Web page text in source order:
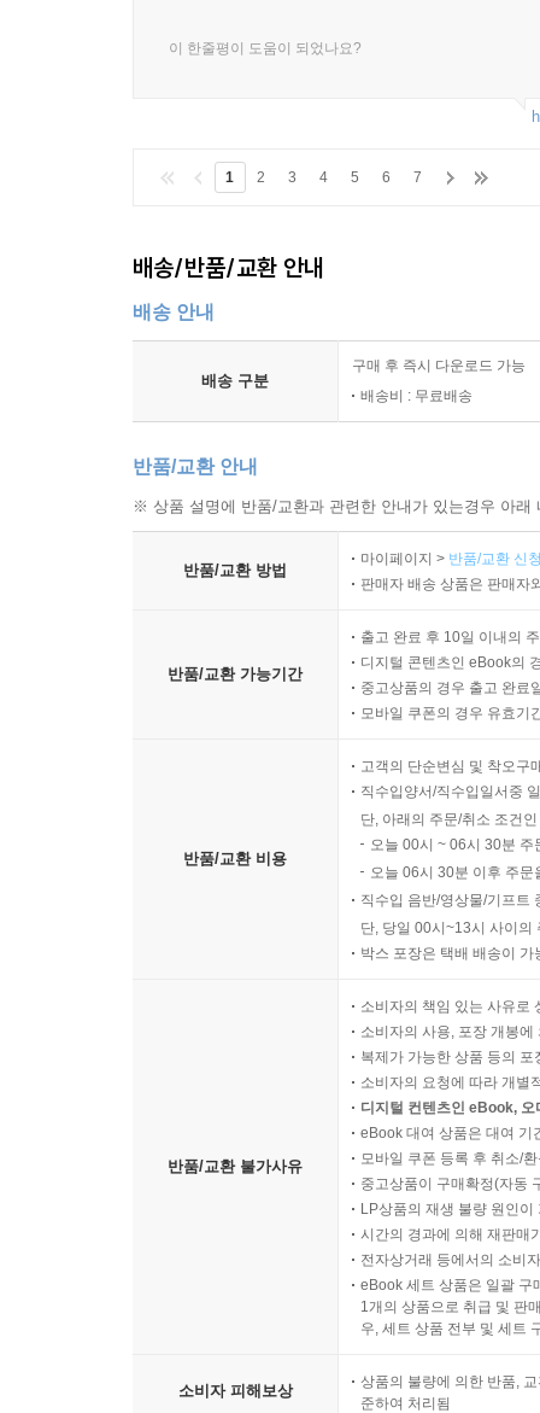
이 한줄평이 도움이 되었나요?
1 2 3 4 5 6 7
배송/반품/교환 안내
배송 안내
배송 구분
구매 후 즉시 다운로드 가능
배송비 : 무료배송
반품/교환 안내
※ 상품 설명에 반품/교환과 관련한 안내가 있는경우 아
반품/교환 방법
마이페이지 > 반품/교환 신
판매자 배송 상품은 판매자
반품/교환 가능기간
출고 완료 후 10일 이내의
디지털 콘텐츠인 eBook의
중고상품의 경우 출고 완료
모바일 쿠폰의 경우 유효기
반품/교환 비용
고객의 단순변심 및 착오구
직수입양서/직수입일서중
단, 아래의 주문/취소 조건
오늘 00시 ~ 06시 30분
오늘 06시 30분 이후 주
직수입 음반/영상물/기프트
단, 당일 00시~13시 사이의
박스 포장은 택배 배송이
반품/교환 불가사유
소비자의 책임 있는 사유로
소비자의 사용, 포장 개봉
복제가 가능한 상품 등의
소비자의 요청에 따라 개별
디지털 컨텐츠인 eBook,
eBook 대여 상품은 대여 기
모바일 쿠폰 등록 후 취소/
중고상품이 구매확정(자동
LP상품의 재생 불량 원인
시간의 경과에 의해 재판매
전자상거래 등에서의 소비
eBook 세트 상품은 일괄 구
1개의 상품으로 취급 및 판
우, 세트 상품 전부 및 세트
소비자 피해보상
상품의 불량에 의한 반품,
준하여 처리됨